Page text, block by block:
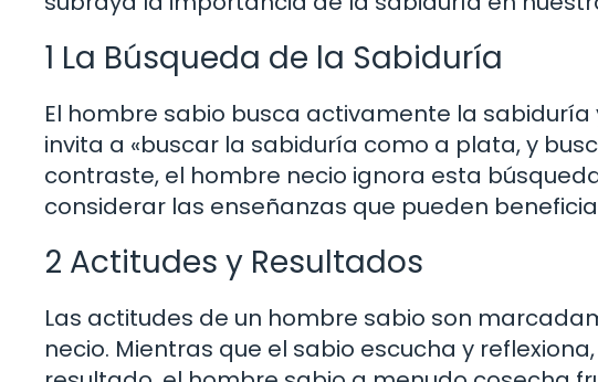
1 La Búsqueda de la Sabiduría
El hombre sabio busca activamente la sabiduría
invita a «buscar la sabiduría como a plata, y
contraste, el hombre necio ignora esta
considerar las enseñanzas que pueden
2 Actitudes y Resultados
Las actitudes de un hombre sabio son
necio. Mientras que el sabio escucha y